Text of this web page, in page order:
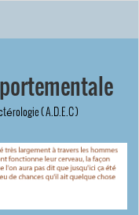
( A.D.E.C )